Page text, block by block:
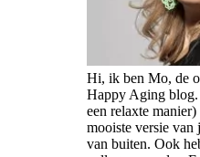
Hi, ik ben Mo, de
Happy Aging
een relaxte
mooiste versie
van buiten. Ook